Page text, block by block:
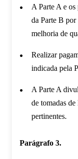
A Parte A e
da Parte B por
melhoria de
Realizar
indicada pela
A Parte A
de tomadas
pertinentes.
Parágrafo 3.